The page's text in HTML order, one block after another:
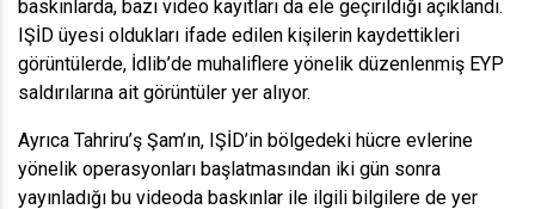
baskınlarda, bazı video kayıtları da ele geçirildiği açıklandı.
IŞİD üyesi oldukları ifade edilen kişilerin kaydettikleri
görüntülerde, İdlib’de muhaliflere yönelik düzenlenmiş EYP
saldırılarına ait görüntüler yer alıyor.
Ayrıca Tahriru’ş Şam’ın, IŞİD’in bölgedeki hücre evlerine
yönelik operasyonları başlatmasından iki gün sonra
yayınladığı bu videoda baskınlar ile ilgili bilgilere de yer